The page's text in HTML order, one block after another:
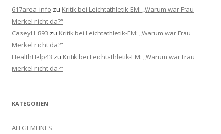
617area_info zu Kritik bei Leichtathletik-EM: „Warum war Frau
Merkel nicht da?“
CaseyH_893 zu Kritik bei Leichtathletik-EM: „Warum war Frau
Merkel nicht da?“
HealthHelp43 zu Kritik bei Leichtathletik-EM: „Warum war Frau
Merkel nicht da?“
KATEGORIEN
ALLGEMEINES